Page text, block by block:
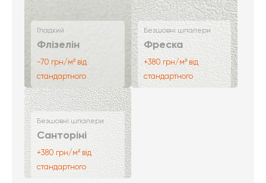
Гладкий
Флізелін
-70 грн/м² від
стандартного
Безшовні шпалери
Фреска
+380 грн/м² від
стандартного
Безшовні шпалери
Санторіні
+380 грн/м² від
стандартного